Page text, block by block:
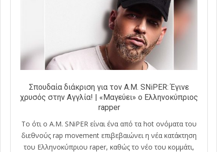
Σπουδαία διάκριση για τον A.M. SNiPER: Έγινε
χρυσός στην Αγγλία! | «Μαγεύει» ο Ελληνοκύπριος
rapper
Το ότι ο A.M. SNiPER είναι ένα από τα hot ονόματα του
διεθνούς rap movement επιβεβαιώνει η νέα κατάκτηση
του Ελληνοκύπριου raper, καθώς το νέο του κομμάτι,